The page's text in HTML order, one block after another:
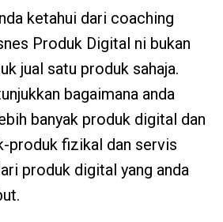
ketahui dari coaching
Produk Digital ni bukan
jual satu produk sahaja.
bagaimana anda
banyak produk digital dan
produk fizikal dan servis
produk digital yang anda